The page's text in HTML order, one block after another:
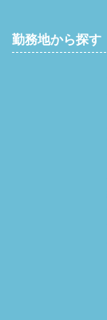
勤務地から探す